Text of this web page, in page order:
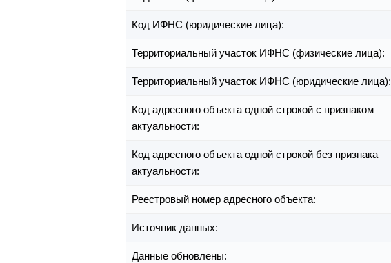
Код ИФНС (юридические лица):
Территориальный участок ИФНС (физические лица):
Территориальный участок ИФНС (юридические лица):
Код адресного объекта одной строкой с признаком
актуальности:
Код адресного объекта одной строкой без признака
актуальности:
Реестровый номер адресного объекта:
Источник данных:
Данные обновлены: